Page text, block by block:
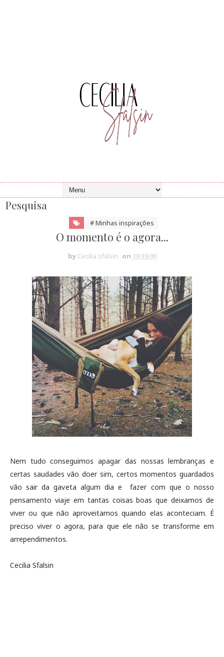
Pesquisa
# Minhas inspirações
O momento é o agora...
by Cecilia sfalsin on 19:39:00
Nem tudo conseguimos apagar das nossas lembranças e
certas saudades vão doer sim, certos momentos guardados
vão sair da gaveta algum dia e fazer com que o nosso
pensamento viaje em tantas coisas boas que deixamos de
viver ou que não aproveitamos quando elas aconteciam. É
preciso viver o agora, para que ele não se transforme em
arrependimentos.
Cecilia Sfalsin